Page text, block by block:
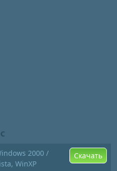
2000 /
WinXP
Скачать